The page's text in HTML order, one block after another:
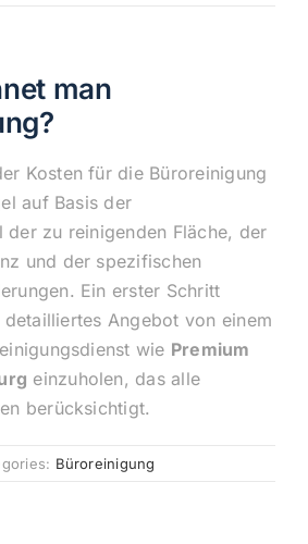
man
Kosten für die Büroreinigung
auf Basis der
der zu reinigenden Fläche, der
und der spezifischen
Ein erster Schritt
Angebot von einem
wie Premium
einzuholen, das alle
berücksichtigt.
Büroreinigung